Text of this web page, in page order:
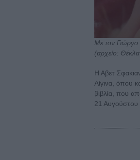
Με τον
(αρχείο:
Η Αβετ
Αίγινα, όπου
βιβλία, που
21 Αυγούστου